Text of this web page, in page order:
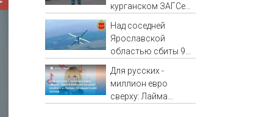
курганском ЗАГСе
редкие имена за
2026 год
Над соседней
Ярославской
областью сбиты 92
Для русских -
миллион евро
сверху: Лайма